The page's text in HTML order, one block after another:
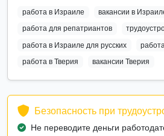
работа в Израиле
вакансии в
работа для репатриантов
работа в Израиле для русских
работа в Тверия
вакансии Тверия
Безопасность при
Не переводите деньги